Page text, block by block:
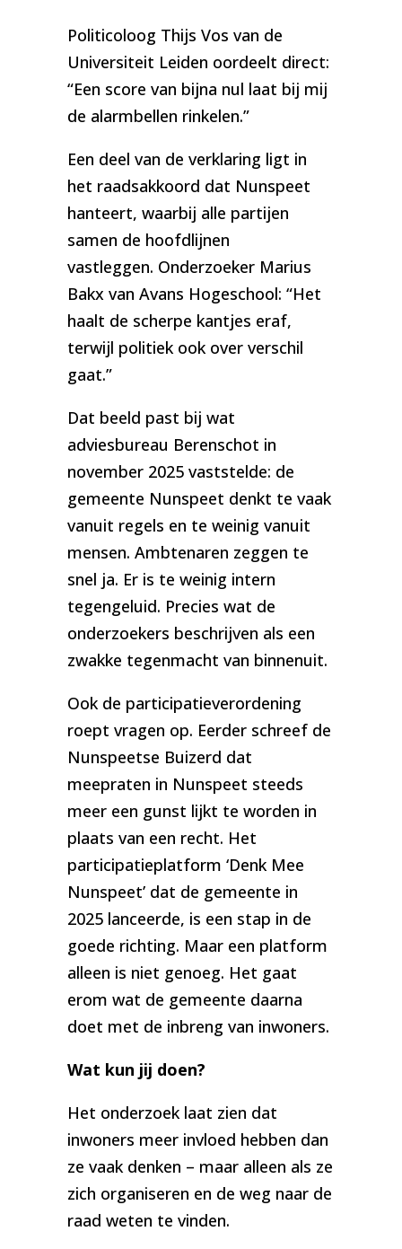
Politicoloog Thijs Vos van de
Universiteit Leiden oordeelt direct:
“Een score van bijna nul laat bij mij
de alarmbellen rinkelen.”
Een deel van de verklaring ligt in
het raadsakkoord dat Nunspeet
hanteert, waarbij alle partijen
samen de hoofdlijnen
vastleggen. Onderzoeker Marius
Bakx van Avans Hogeschool: “Het
haalt de scherpe kantjes eraf,
terwijl politiek ook over verschil
gaat.”
Dat beeld past bij wat
adviesbureau Berenschot in
november 2025 vaststelde: de
gemeente Nunspeet denkt te vaak
vanuit regels en te weinig vanuit
mensen. Ambtenaren zeggen te
snel ja. Er is te weinig intern
tegengeluid. Precies wat de
onderzoekers beschrijven als een
zwakke tegenmacht van binnenuit.
Ook de participatieverordening
roept vragen op. Eerder schreef de
Nunspeetse Buizerd dat
meepraten in Nunspeet steeds
meer een gunst lijkt te worden in
plaats van een recht. Het
participatieplatform ‘Denk Mee
Nunspeet’ dat de gemeente in
2025 lanceerde, is een stap in de
goede richting. Maar een platform
alleen is niet genoeg. Het gaat
erom wat de gemeente daarna
doet met de inbreng van inwoners.
Wat kun jij doen?
Het onderzoek laat zien dat
inwoners meer invloed hebben dan
ze vaak denken – maar alleen als ze
zich organiseren en de weg naar de
raad weten te vinden.